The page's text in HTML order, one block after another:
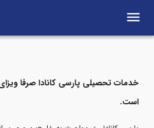
menu
خدمات تحصیلی پارسی کانادا صرفا
است.